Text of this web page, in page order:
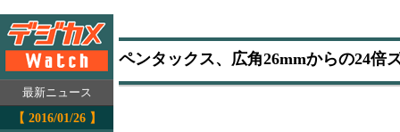
最新ニュース
【 2016/01/26 】
ペンタックス、広角26mmからの24倍